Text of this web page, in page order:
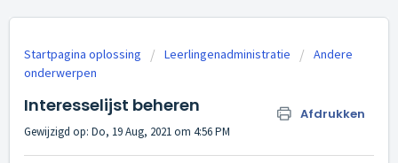
Startpagina oplossing Leerlingenadministratie
Andere
onderwerpen
Interesselijst beheren Afdrukken
Gewijzigd op: Do, 19 Aug, 2021 om 4:56 PM